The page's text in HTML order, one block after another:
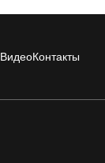
ВидеоКонтакты